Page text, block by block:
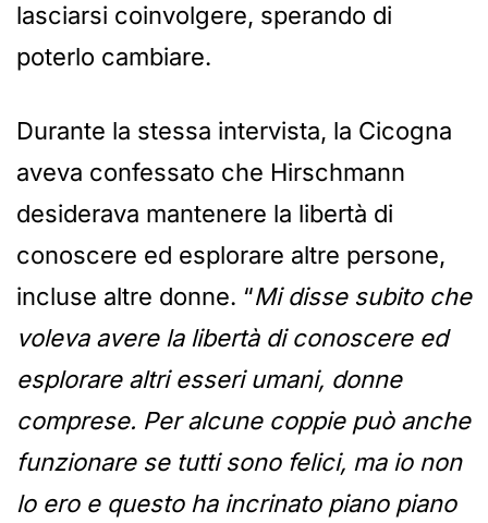
lasciarsi coinvolgere, sperando di
poterlo cambiare.
Durante la stessa intervista, la Cicogna
aveva confessato che Hirschmann
desiderava mantenere la libertà di
conoscere ed esplorare altre persone,
incluse altre donne. “Mi disse subito che
voleva avere la libertà di conoscere ed
esplorare altri esseri umani, donne
comprese. Per alcune coppie può anche
funzionare se tutti sono felici, ma io non
lo ero e questo ha incrinato piano piano